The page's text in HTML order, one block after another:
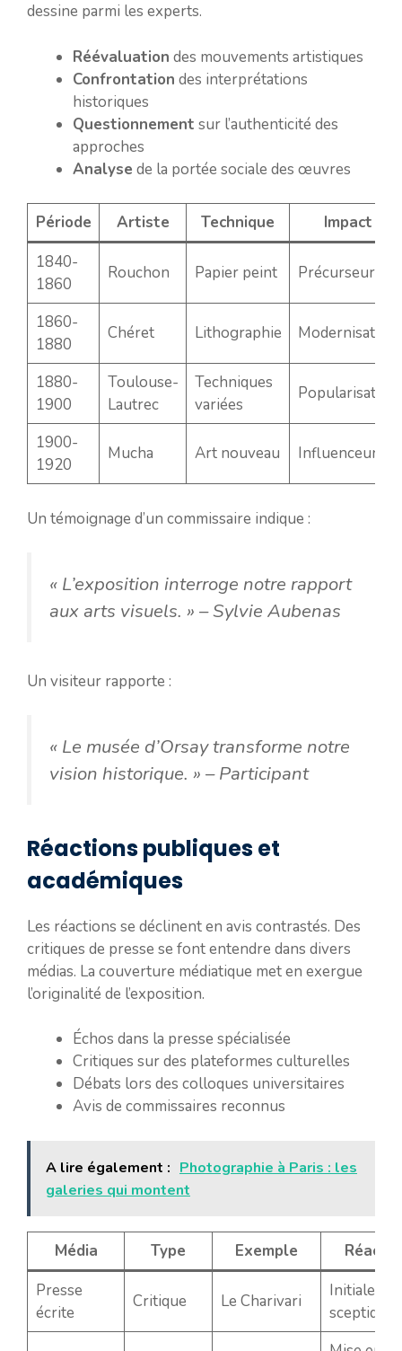
dessine parmi les experts.
Réévaluation des mouvements artistiques
Confrontation des interprétations
historiques
Questionnement sur l’authenticité des
approches
Analyse de la portée sociale des œuvres
Période Artiste Technique
Impact
1840-
1860
Rouchon Papier peint Précurseur
1860-
1880
Chéret Lithographie Modernisateur
1880-
1900
Toulouse-
Lautrec
Techniques
variées
Popularisateur
1900-
1920
Mucha Art nouveau Influenceur
Un témoignage d’un commissaire indique :
« L’exposition interroge notre rapport
aux arts visuels. » – Sylvie Aubenas
Un visiteur rapporte :
« Le musée d’Orsay transforme notre
vision historique. » – Participant
Réactions publiques et
académiques
Les réactions se déclinent en avis contrastés. Des
critiques de presse se font entendre dans divers
médias. La couverture médiatique met en exergue
l’originalité de l’exposition.
Échos dans la presse spécialisée
Critiques sur des plateformes culturelles
Débats lors des colloques universitaires
Avis de commissaires reconnus
A lire également : Photographie à Paris : les
galeries qui montent
Média Type Exemple
Presse
écrite
Critique Le Charivari
sceptique